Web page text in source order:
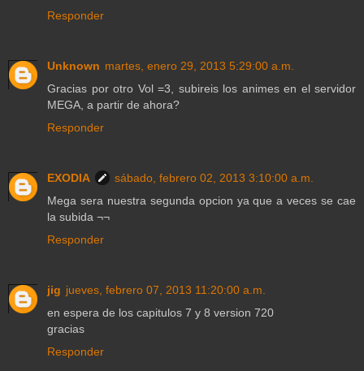
Responder
Unknown martes, enero 29, 2013 5:29:00 a.m.
Gracias por otro Vol =3, subireis los animes en el servidor
MEGA, a partir de ahora?
Responder
EXODIA
sábado, febrero 02, 2013 3:10:00 a.m.
Mega sera nuestra segunda opcion ya que a veces se cae
la subida ¬¬
Responder
jig jueves, febrero 07, 2013 11:20:00 a.m.
en espera de los capitulos 7 y 8 version 720
gracias
Responder